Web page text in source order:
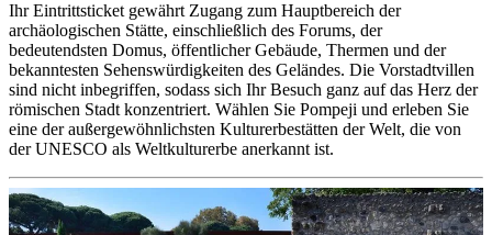
Ihr Eintrittsticket gewährt Zugang zum Hauptbereich der
archäologischen Stätte, einschließlich des Forums, der
bedeutendsten Domus, öffentlicher Gebäude, Thermen und der
bekanntesten Sehenswürdigkeiten des Geländes. Die Vorstadtvillen
sind nicht inbegriffen, sodass sich Ihr Besuch ganz auf das Herz der
römischen Stadt konzentriert. Wählen Sie Pompeji und erleben Sie
eine der außergewöhnlichsten Kulturerbestätten der Welt, die von
der UNESCO als Weltkulturerbe anerkannt ist.